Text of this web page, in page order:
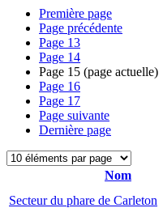
Première page
Page précédente
Page 13
Page 14
Page 15 (page actuelle)
Page 16
Page 17
Page suivante
Dernière page
Nom
Secteur du phare de Carleton